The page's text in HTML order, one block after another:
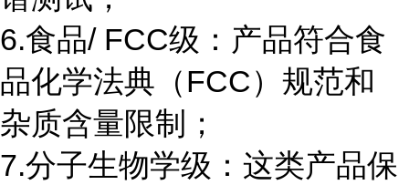
6.食品/ FCC级：产品符合食
品化学法典（FCC）规范和
杂质含量限制；
7.分子生物学级：这类产品保